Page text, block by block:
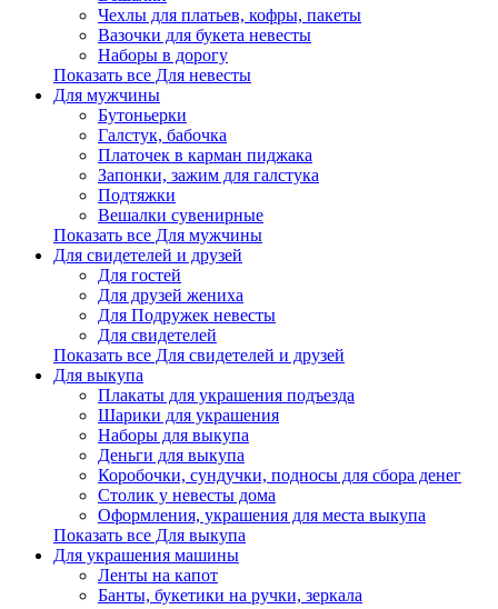
Чехлы для платьев, кофры, пакеты
Вазочки для букета невесты
Наборы в дорогу
Показать все Для невесты
Для мужчины
Бутоньерки
Галстук, бабочка
Платочек в карман пиджака
Запонки, зажим для галстука
Подтяжки
Вешалки сувенирные
Показать все Для мужчины
Для свидетелей и друзей
Для гостей
Для друзей жениха
Для Подружек невесты
Для свидетелей
Показать все Для свидетелей и друзей
Для выкупа
Плакаты для украшения подъезда
Шарики для украшения
Наборы для выкупа
Деньги для выкупа
Коробочки, сундучки, подносы для сбора денег
Столик у невесты дома
Оформления, украшения для места выкупа
Показать все Для выкупа
Для украшения машины
Ленты на капот
Банты, букетики на ручки, зеркала